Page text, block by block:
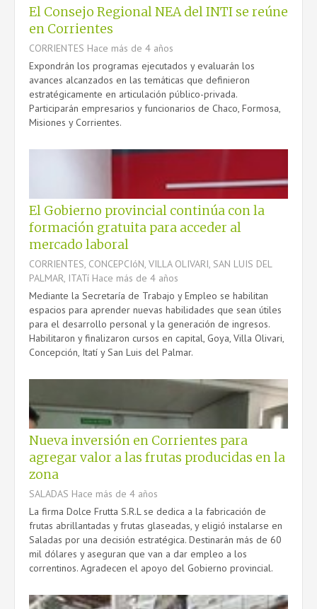
El Consejo Regional NEA del INTI se reúne
en Corrientes
CORRIENTES Hace más de 4 años
Expondrán los programas ejecutados y evaluarán los
avances alcanzados en las temáticas que definieron
estratégicamente en articulación público-privada.
Participarán empresarios y funcionarios de Chaco, Formosa,
Misiones y Corrientes.
El Gobierno provincial continúa con la
formación gratuita para acceder al
mercado laboral
CORRIENTES, CONCEPCIóN, VILLA OLIVARI, SAN LUIS DEL
PALMAR, ITATí Hace más de 4 años
Mediante la Secretaría de Trabajo y Empleo se habilitan
espacios para aprender nuevas habilidades que sean útiles
para el desarrollo personal y la generación de ingresos.
Habilitaron y finalizaron cursos en capital, Goya, Villa Olivari,
Concepción, Itatí y San Luis del Palmar.
Nueva inversión en Corrientes para
agregar valor a las frutas producidas en la
zona
SALADAS Hace más de 4 años
La firma Dolce Frutta S.R.L se dedica a la fabricación de
frutas abrillantadas y frutas glaseadas, y eligió instalarse en
Saladas por una decisión estratégica. Destinarán más de 60
mil dólares y aseguran que van a dar empleo a los
correntinos. Agradecen el apoyo del Gobierno provincial.